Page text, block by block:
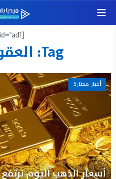
[ad id="ad1"
Tag:
أخبار مختارة
أسعار الذهب اليوم